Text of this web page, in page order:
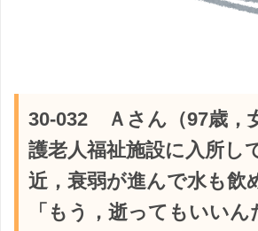
30-032 Ａさん（97歳，
護老人福祉施設に入所し
近，衰弱が進んで水も飲
「もう，逝ってもいい